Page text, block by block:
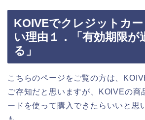
KOIVEでクレジットカ
い理由１．「有効期限が
る」
こちらのページをご覧の方は、
ご存知だと思いますが、KOIVEの商
ードを使って購入できたらいいと思